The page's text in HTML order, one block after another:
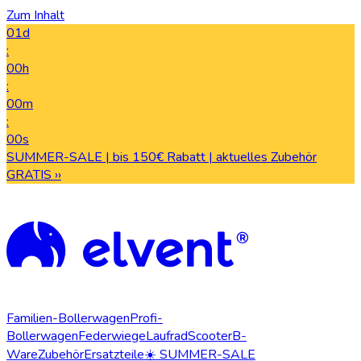
Zum Inhalt
01d
:
00h
:
00m
:
00s
SUMMER-SALE | bis 150€ Rabatt | aktuelles Zubehör
GRATIS ››
Familien-BollerwagenProfi-
BollerwagenFederwiegeLaufradScooterB-
WareZubehörErsatzteile☀️ SUMMER-SALE